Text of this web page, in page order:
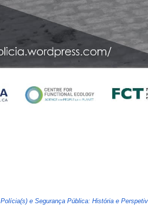
Polícia(s) e Segurança Pública: História e